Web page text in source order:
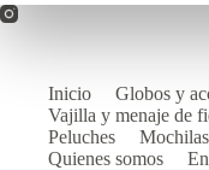
Inicio
Globos y
Vajilla y menaje de
Peluches
Mochilas
Quienes somos